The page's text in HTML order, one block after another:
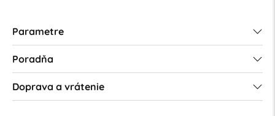
Parametre
Poradňa
Doprava a vrátenie